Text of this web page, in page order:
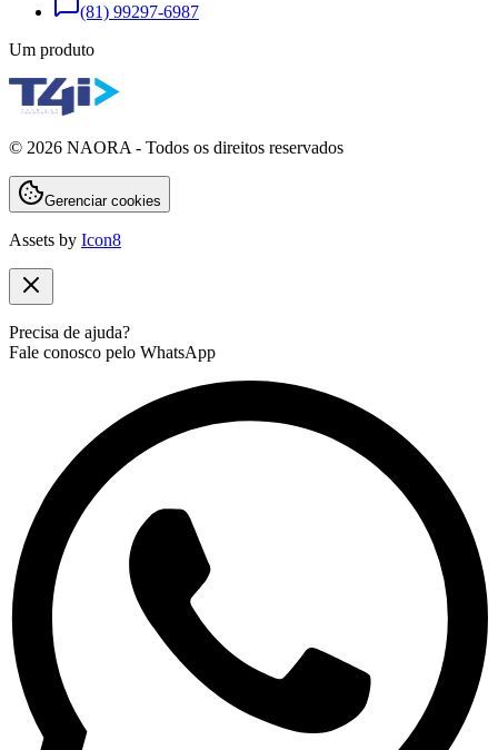
(81) 99297-6987
Um produto
© 2026 NAORA - Todos os direitos reservados
Gerenciar cookies
Assets by Icon8
Precisa de ajuda?
Fale conosco pelo WhatsApp